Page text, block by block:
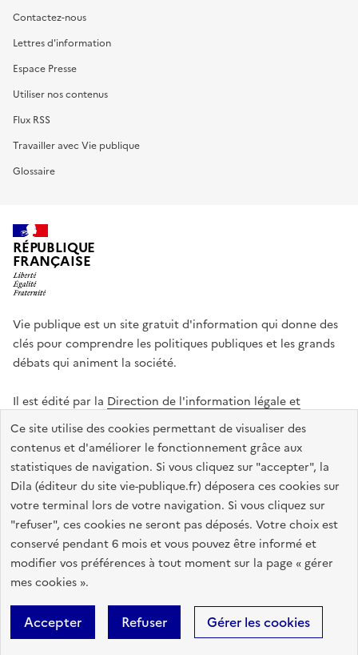
Ce site utilise des cookies permettant de visualiser des
contenus et d'améliorer le fonctionnement grâce aux
statistiques de navigation. Si vous cliquez sur "accepter", la
Dila (éditeur du site vie-publique.fr) déposera ces cookies sur
votre terminal lors de votre navigation. Si vous cliquez sur
"refuser", ces cookies ne seront pas déposés. Votre choix est
conservé pendant 6 mois et vous pouvez être informé et
modifier vos préférences à tout moment sur la page « gérer
mes cookies ».
Accepter Refuser Gérer les cookies
Contactez-nous
Lettres d'information
Espace Presse
Utiliser nos contenus
Flux RSS
Travailler avec Vie publique
Glossaire
RÉPUBLIQUE
FRANÇAISE
Vie publique est un site gratuit d'information qui donne des
clés pour comprendre les politiques publiques et les grands
débats qui animent la société.
Il est édité par la Direction de l'information légale et
administrative
legifrance.gouv.fr info.gouv.fr
data.gouv.fr
service-public.gouv.fr
Accessibilité : totalement conforme
Données personnelles
Sauf mention contraire, tous les textes de ce site sont sous